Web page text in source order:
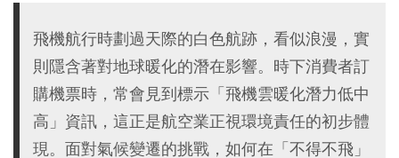
飛機航行時劃過天際的白色航跡，看似浪漫，實
則隱含著對地球暖化的潛在影響。時下消費者訂
購機票時，常會見到標示「飛機雲暖化潛力低中
高」資訊，這正是航空業正視環境責任的初步體
現。面對氣候變遷的挑戰，如何在「不得不飛」